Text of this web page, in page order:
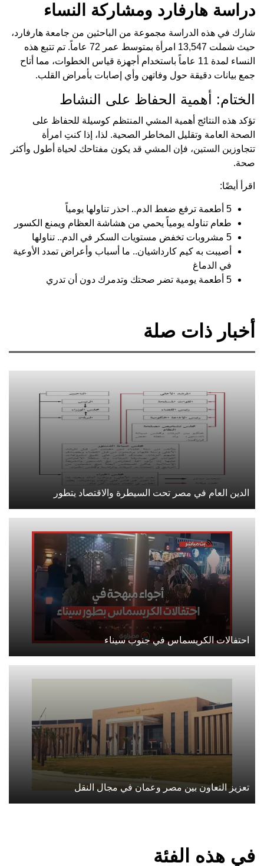
دراسة هارفارد ومشاركة النساء
شارك في هذه الدراسة مجموعة من الباحثين من جامعة هارفارد،
حيث شملت 13,547 امرأة بمتوسط عمر 72 عاماً. تم تتبع هذه
النساء لمدة 11 عاماً باستخدام أجهزة قياس الخطوات، مما أتاح
جمع بيانات دقيقة حول وفاتهن وأي إصابات بأمراض القلب.
الختام: أهمية الحفاظ على النشاط
تؤكد هذه النتائج أهمية المشي المنتظم كوسيلة للحفاظ على
الصحة العامة وتقليل المخاطر الصحية. لذا، إذا كنتِ امرأة
تتجاوزين الستين، فإن المشي قد يكون مفتاحك لحياة أطول وأكثر
صحة.
اقرأ أيضًا:
5 أطعمة ترفع ضغط الدم.. احذر تناولها يومياً
طعام تناوله يومياً يحمي من هشاشة العظام ويمنع الكسور
5 مشروبات تخفض مستويات السكر في الدم.. تناولها
أصيبت به كيم كارداشيان.. ما أسباب وأعراض تمدد الأوعية
في الدماغ
5 أطعمة يومية تضر صحتك وتدمرك دون أن تدري
أخبار ذات صلة
الدين العام في مصر تحت السيطرة والاقتصاد يتطور
احتفالات الكريسماس في جنوب سيناء
تعزيز التعاون بين مصر وعمان في مجال النقل
في هذه الفئة